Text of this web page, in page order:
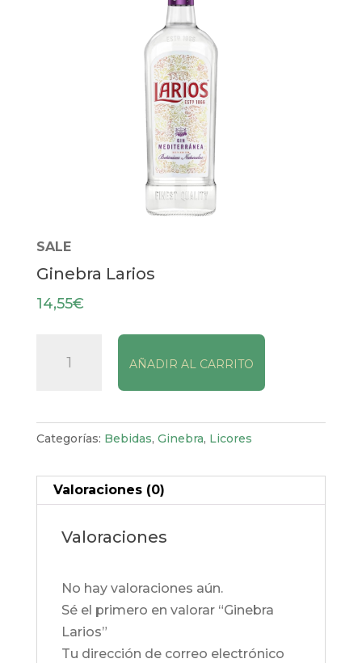
SALE
Ginebra Larios
14,55€
Larios
AÑADIR AL CARRITO
Categorías: Bebidas, Ginebra, Licores
Valoraciones (0)
Valoraciones
No hay valoraciones aún.
Sé el primero en valorar “Ginebra
Larios”
Tu dirección de correo electrónico